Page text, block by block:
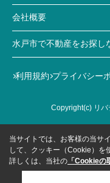
会社概要
水戸市で不動産をお探
利用規約 プライバシー
Copyright(c) リ
当サイトでは、お客様の当サ
して、クッキー（Cookie）を
詳しくは、当社の 「Cookieの